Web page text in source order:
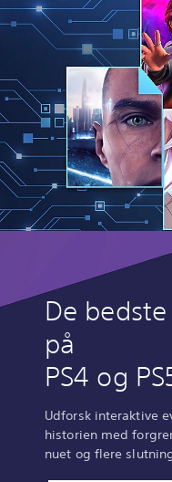
De
på
PS4 og
Udforsk interaktive
historien med
nuet og flere